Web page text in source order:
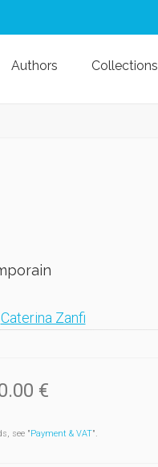
Authors Collections
Caterina Zanfi
€
see "Payment & VAT".